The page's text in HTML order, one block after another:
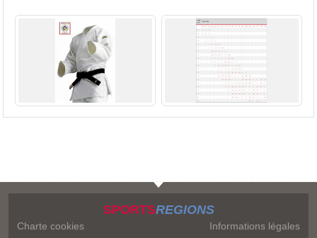
SPORTSREGIONS
Charte cookies Informations légales